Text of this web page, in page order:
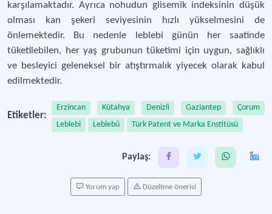
karşılamaktadır. Ayrıca nohudun glisemik indeksinin düşük
olması kan şekeri seviyesinin hızlı yükselmesini de
önlemektedir. Bu nedenle leblebi günün her saatinde
tüketilebilen, her yaş grubunun tüketimi için uygun, sağlıklı
ve besleyici geleneksel bir atıştırmalık yiyecek olarak kabul
edilmektedir.
Etiketler:
Erzincan Kütahya Denizli Gaziantep
Çorum
Leblebi
Leblebû Türk Patent ve Marka Enstitüsü
Paylaş:
Yorum yap Düzeltme önerisi